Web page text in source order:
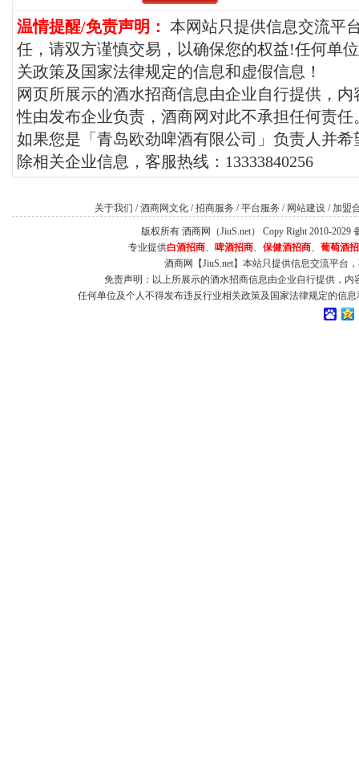
温情提醒/免责声明： 本网站只提供信息交流平
任，请双方谨慎交易，以确保您的权益!任何单
关政策及国家法律规定的信息和虚假信息！
网页所展示的酒水招商信息由企业自行提供，
性由发布企业负责，酒商网对此不承担任何责任
如果您是「青岛欧劲啤酒有限公司」负责人并
除相关企业信息，客服热线：13333840256
关于我们 /酒商网文化 /招商服务 /平台服务 / 网站建设 /加盟
版权所有 酒商网（JiuS.net） Copy Right 2010-2029
专业提供白酒招商、 啤酒招商、 保健酒招商、 葡萄酒
酒商网【JiuS.net】本站只提供信息交流平台
免责声明：以上所展示的酒水招商信息由企业自行提供，
任何单位及个人不得发布违反行业相关政策及国家法律规定的信